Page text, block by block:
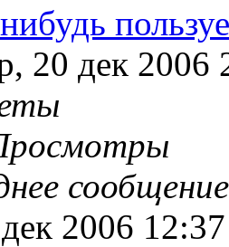
20 дек 2006
2006 12:37